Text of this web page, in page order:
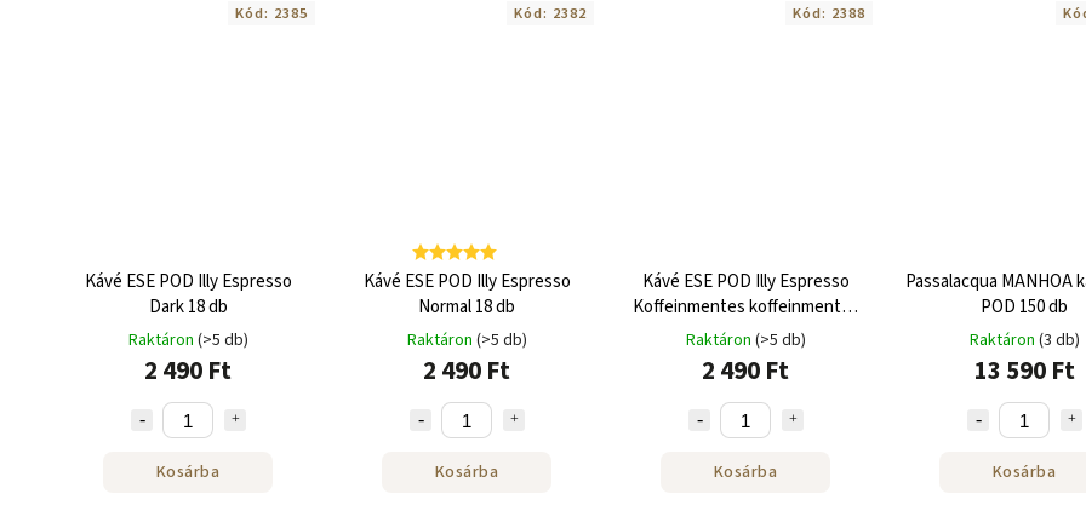
Kávé ESE POD Illy Espresso
Dark 18 db
Raktáron (>5 db)
2 490 Ft
Kosárba
Kód: 2385
Kávé ESE POD Illy Espresso
Normal 18 db
Raktáron (>5 db)
2 490 Ft
Kosárba
Kód: 2382
Kávé ESE POD Illy Espresso
Koffeinmentes koffeinmentes
kávé 18 db
Raktáron (>5 db)
2 490 Ft
Kosárba
Kód: 2388
Passalacqua MANHOA
POD 150 db
Raktáron (3 db)
13 590 Ft
Kosárba